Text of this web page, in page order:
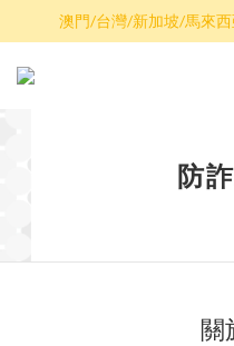
散卡買滿$100包平郵，全
澳門/台灣/新加坡/馬來
散卡買滿$100包平郵，全
防
關